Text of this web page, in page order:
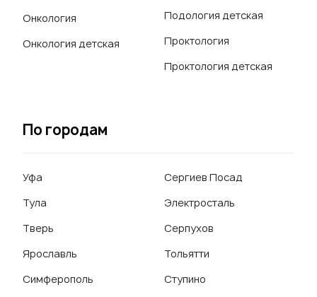
Онкология
Онкология детская
Подология детская
Проктология
Проктология детская
По городам
Уфа
Тула
Тверь
Ярославль
Симферополь
Сергиев Посад
Электросталь
Серпухов
Тольятти
Ступино